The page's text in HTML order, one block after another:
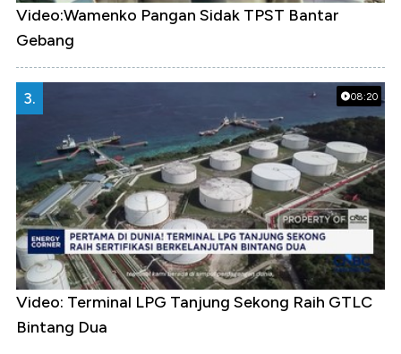
Video:Wamenko Pangan Sidak TPST Bantar
Gebang
08:20
3.
Video: Terminal LPG Tanjung Sekong Raih GTLC
Bintang Dua